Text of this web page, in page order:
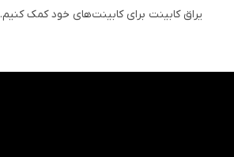
یراق کابینت برای کابینت‌های خود کمک کنیم.